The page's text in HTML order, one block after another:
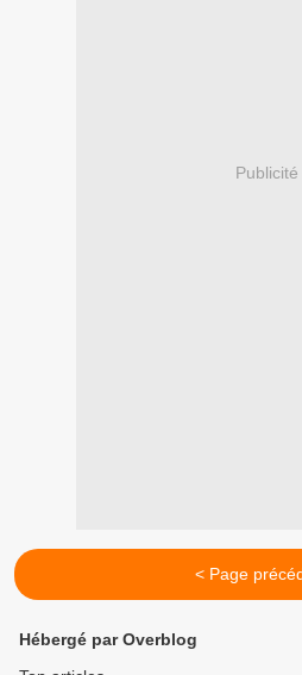
Publicité
< Page
Hébergé par Overblog